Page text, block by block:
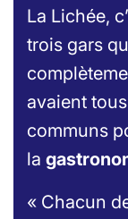
La Lichée,
trois gars
avaient
communs
la
« Chacun